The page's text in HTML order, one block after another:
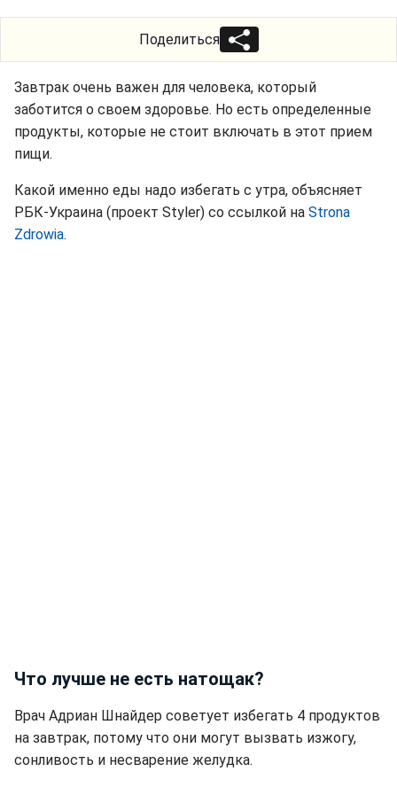
Поделиться
Завтрак очень важен для человека, который
заботится о своем здоровье. Но есть определенные
продукты, которые не стоит включать в этот прием
пищи.
Какой именно еды надо избегать с утра, объясняет
РБК-Украина (проект Styler) со ссылкой на Strona
Zdrowia.
Что лучше не есть натощак?
Врач Адриан Шнайдер советует избегать 4 продуктов
на завтрак, потому что они могут вызвать изжогу,
сонливость и несварение желудка.